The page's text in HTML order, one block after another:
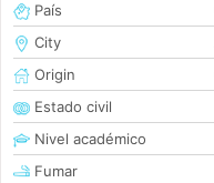
País
City
Origin
Estado civil
Nivel académico
Fumar